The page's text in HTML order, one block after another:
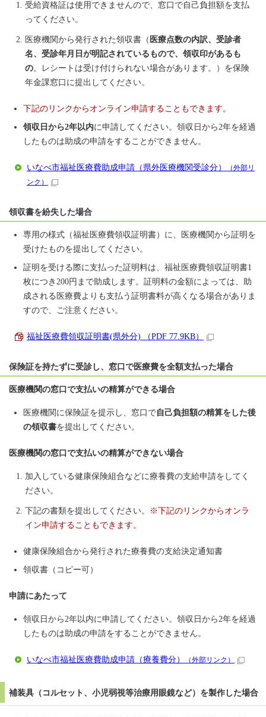
受給資格証は使用できませんので、窓口で自己負担額を支払
ってください。
医療機関から発行された領収書（ 医療点数の内訳、受診者
名、受診年月日が明記されているもので、領収印があるも
の。レシートは受け付けられない場合があります。）を保険
年金課窓口に提出してください。
下記のリンクからオンライン申請することもできます。
領収日から2年以内に申請してください。領収日から2年を経過
したものは助成の申請をすることができません。
いなべ市福祉医療費助成申請（県外医療機関受診分）
（外部リ
ンク）
領収書を紛失した場合
専用の様式（福祉医療費領収証明書）に、医療機関から証明を
受けたものを提出してください。
証明を受ける際に支払った証明料は、福祉医療費領収証明書1
枚につき200円まで助成します。証明料の金額によっては、助
成される医療費よりも支払う証明書料が高くなる場合がありま
すので、ご注意ください。
福祉医療費領収証明書(県外分) （PDF 77.9KB）
保険証を持たずに受診し、窓口で医療費を全額支払った場合
医療機関の窓口で支払いの精算ができる場合
医療機関に保険証を提示し、窓口で自己負担額の精算をした後
の領収書を提出してください。
医療機関の窓口で支払いの精算ができない場合
加入している健康保険組合などに療養費の支給申請をしてく
ださい。
下記の書類を提出してください。
※下記のリンクからオンラ
イン申請することもできます。
健康保険組合から発行された療養費の支給決定通知書
領収書（コピー可）
申請にあたって
領収日から2年以内に申請してください。領収日から2年を経過
したものは助成の申請をすることができません。
いなべ市福祉医療費助成申請（療養費分） （外部リンク）
補装具（コルセット、小児弱視等治療用眼鏡など）を製作した場合